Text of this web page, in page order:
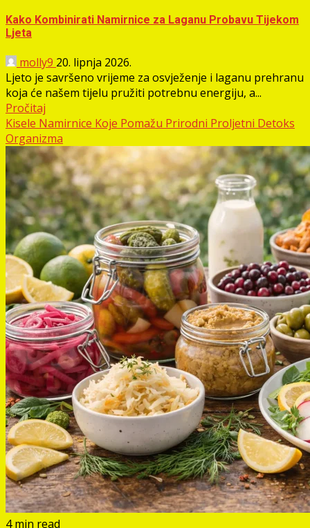
Kako Kombinirati Namirnice za Laganu Probavu Tijekom
Ljeta
molly9 20. lipnja 2026.
Ljeto je savršeno vrijeme za osvježenje i laganu prehranu
koja će našem tijelu pružiti potrebnu energiju, a...
Pročitaj
Kisele Namirnice Koje Pomažu Prirodni Proljetni Detoks
Organizma
4 min read